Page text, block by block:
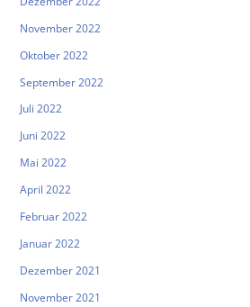
November 2022
Oktober 2022
September 2022
Juli 2022
Juni 2022
Mai 2022
April 2022
Februar 2022
Januar 2022
Dezember 2021
November 2021